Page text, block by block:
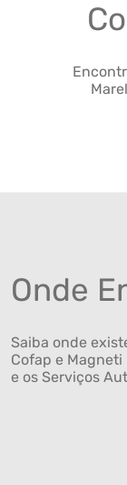
Onde
Saiba onde
Cofap e Magneti
e os Serviços